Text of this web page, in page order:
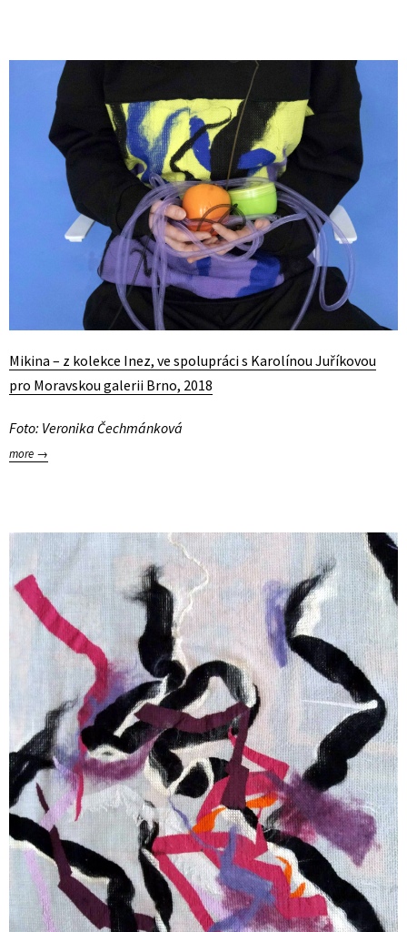
Mikina – z kolekce Inez, ve spolupráci s Karolínou Juříkovou
pro Moravskou galerii Brno, 2018
Foto: Veronika Čechmánková
more →